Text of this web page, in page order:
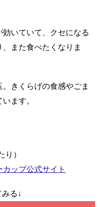
いていて、クセになる
また食べたくなりま
きくらげの食感やごま
ます。
り）
ップ公式サイト
る↓